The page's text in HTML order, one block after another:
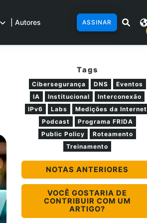
| Autores
ASSINAR
Tags
Cibersegurança DNS
Eventos
IA
Institucional
Interconexão
IPv6
Labs
Medições da Internet
Podcast
Programa FRIDA
Public Policy
Roteamento
Treinamento
NOTAS ANTERIORES
VOCÊ GOSTARIA DE
CONTRIBUIR COM UM
ARTIGO?